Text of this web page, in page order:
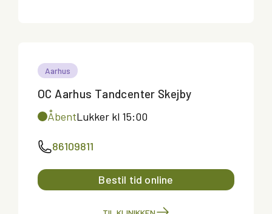
Aarhus
OC Aarhus Tandcenter Skejby
ÅbentLukker kl 15:00
86109811
Bestil tid online